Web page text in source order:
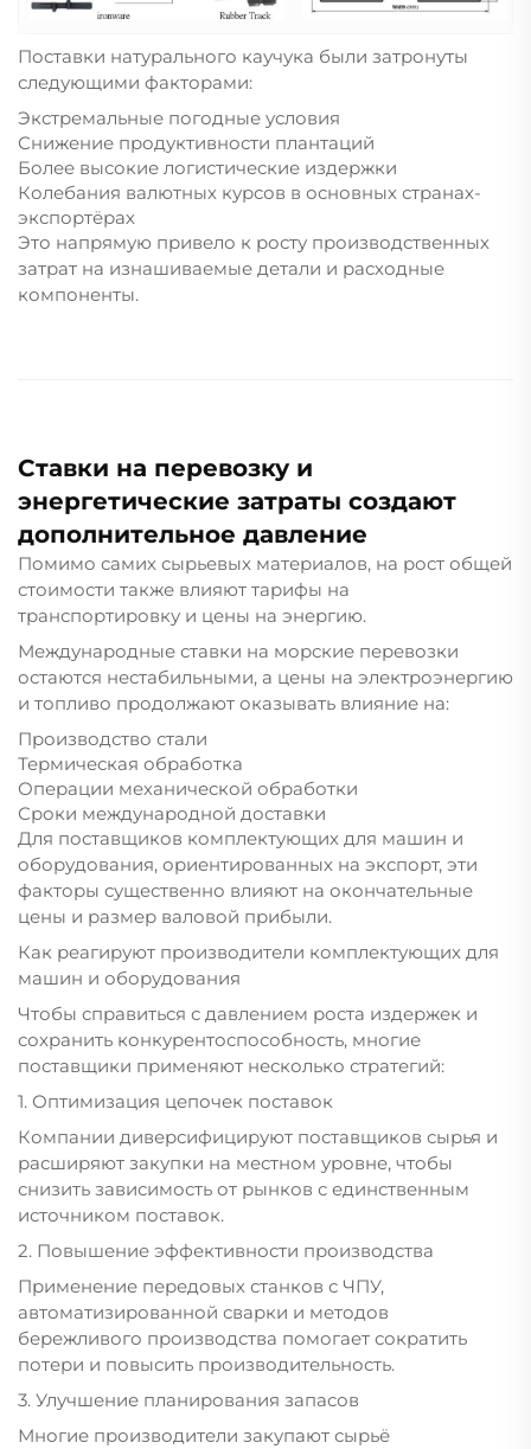
Поставки натурального каучука были затронуты
следующими факторами:
Экстремальные погодные условия
Снижение продуктивности плантаций
Более высокие логистические издержки
Колебания валютных курсов в основных странах-
экспортёрах
Это напрямую привело к росту производственных
затрат на изнашиваемые детали и расходные
компоненты.
Ставки на перевозку и
энергетические затраты создают
дополнительное давление
Помимо самих сырьевых материалов, на рост общей
стоимости также влияют тарифы на
транспортировку и цены на энергию.
Международные ставки на морские перевозки
остаются нестабильными, а цены на электроэнергию
и топливо продолжают оказывать влияние на:
Производство стали
Термическая обработка
Операции механической обработки
Сроки международной доставки
Для поставщиков комплектующих для машин и
оборудования, ориентированных на экспорт, эти
факторы существенно влияют на окончательные
цены и размер валовой прибыли.
Как реагируют производители комплектующих для
машин и оборудования
Чтобы справиться с давлением роста издержек и
сохранить конкурентоспособность, многие
поставщики применяют несколько стратегий:
1. Оптимизация цепочек поставок
Компании диверсифицируют поставщиков сырья и
расширяют закупки на местном уровне, чтобы
снизить зависимость от рынков с единственным
источником поставок.
2. Повышение эффективности производства
Применение передовых станков с ЧПУ,
автоматизированной сварки и методов
бережливого производства помогает сократить
потери и повысить производительность.
3. Улучшение планирования запасов
Многие производители закупают сырьё